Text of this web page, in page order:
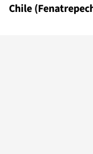
Chile